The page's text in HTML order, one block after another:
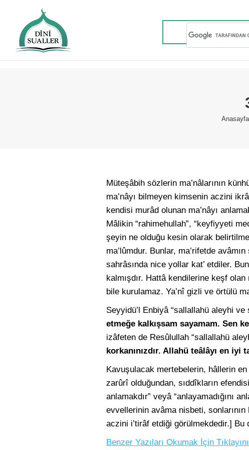
You
Anasayfa
Müteşâbih sözlerin ma’nâlarının
ma’nâyı bilmeyen kimsenin aczini
kendisi murâd olunan ma’nâyı
Mâlikin “rahimehullah”, “keyfiyyeti
şeyin ne olduğu kesin olarak
ma’lûmdur. Bunlar, ma’rifetde
sahrâsında nice yollar kat’ etdiler.
kalmışdır. Hattâ kendilerine keşf
bile kurulamaz. Ya’nî gizli ve örtülü
Seyyidü’l Enbiyâ “sallallahü aleyhi
etmeğe kalkışsam sayamam. Sen
izâfeten de Resûlullah “sallallahü
korkanınızdır. Allahü teâlâyı en iyi
Kavuşulacak mertebelerin, hâllerin
zarûrî olduğundan, sıddîkların
anlamakdır” veyâ “anlayamadığını
evvellerinin avâma nisbeti,
aczini i’tirâf etdiği görülmekdedir.] Bu
Benzer Yazıları Okumak İçin